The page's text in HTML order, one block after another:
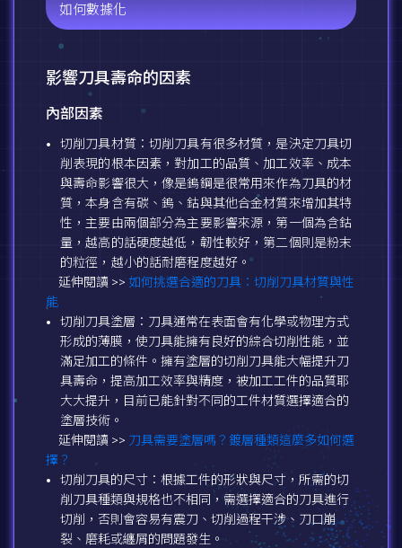
如何數據化
影響刀具壽命的因素
內部因素
切削刀具材質：切削刀具有很多材質，是決定刀具切
削表現的根本因素，對加工的品質、加工效率、成本
與壽命影響很大，像是鎢鋼是很常用來作為刀具的材
質，本身含有碳、鎢、鈷與其他合金材質來增加其特
性，主要由兩個部分為主要影響來源，第一個為含鈷
量，越高的話硬度越低，韌性較好，第二個則是粉末
的粒徑，越小的話耐磨程度越好。
延伸閱讀 >> 如何挑選合適的刀具：切削刀具材質與性
能
切削刀具塗層：刀具通常在表面會有化學或物理方式
形成的薄膜，使刀具能擁有良好的綜合切削性能，並
滿足加工的條件。擁有塗層的切削刀具能大幅提升刀
具壽命，提高加工效率與精度，被加工工件的品質耶
大大提升，目前已能針對不同的工件材質選擇適合的
塗層技術。
延伸閱讀 >> 刀具需要塗層嗎？鍍層種類這麼多如何選
擇？
切削刀具的尺寸：根據工件的形狀與尺寸，所需的切
削刀具種類與規格也不相同，需選擇適合的刀具進行
切削，否則會容易有震刀、切削過程干涉、刀口崩
裂、磨耗或纏屑的問題發生。